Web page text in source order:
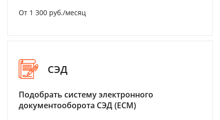
От 1 300 руб./месяц
СЭД
Подобрать систему электронного
документооборота СЭД (ECM)